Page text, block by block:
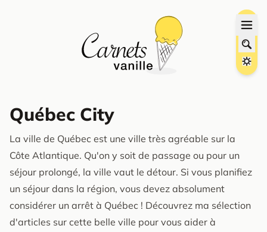
Québec City
La ville de Québec est une ville très agréable sur la
Côte Atlantique. Qu'on y soit de passage ou pour un
séjour prolongé, la ville vaut le détour. Si vous planifiez
un séjour dans la région, vous devez absolument
considérer un arrêt à Québec ! Découvrez ma sélection
d'articles sur cette belle ville pour vous aider à